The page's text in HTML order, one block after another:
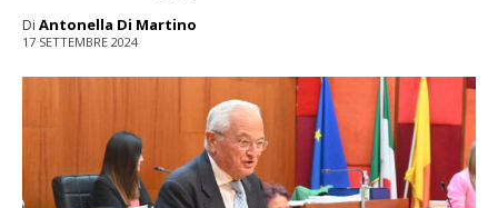
Di Antonella Di Martino
17 SETTEMBRE 2024